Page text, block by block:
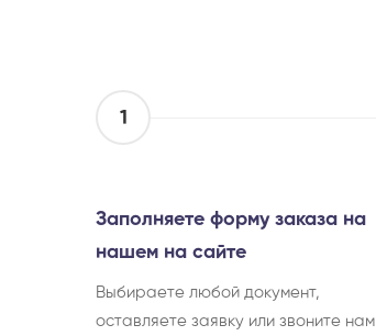
1
Заполняете форму заказа на
нашем на сайте
Выбираете любой документ,
оставляете заявку или звоните нам